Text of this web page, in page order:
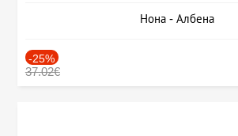
Нона - Албена
-25%
37.02€